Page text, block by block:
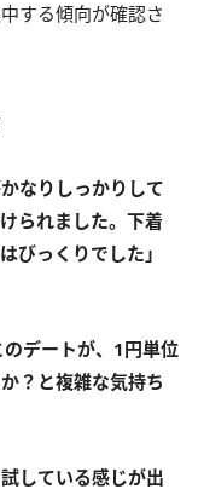
する傾向が確認さ
なりしっかりして
られました。下着
びっくりでした」
デートが、1円単位
？と複雑な気持ち
している感じが出